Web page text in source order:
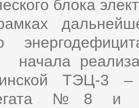
блока
начала
ТЭЦ-3
№8 и